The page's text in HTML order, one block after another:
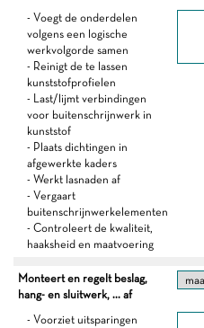
- Voegt de onderdelen
volgens een logische
werkvolgorde samen
- Reinigt de te lassen
kunststofprofielen
- Last/lijmt verbindingen
voor buitenschrijnwerk in
kunststof
- Plaats dichtingen in
afgewerkte kaders
- Werkt lasnaden af
- Vergaart
buitenschrijnwerkelementen
- Controleert de kwaliteit,
haaksheid en maatvoering
Monteert en regelt beslag,
hang- en sluitwerk, ... af
- Voorziet uitsparingen